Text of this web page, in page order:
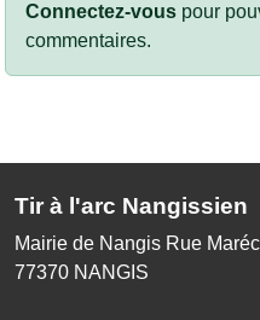
Connectez-vous pour
commentaires.
Tir à l'arc Nangissien
Mairie de Nangis Rue
77370 NANGIS